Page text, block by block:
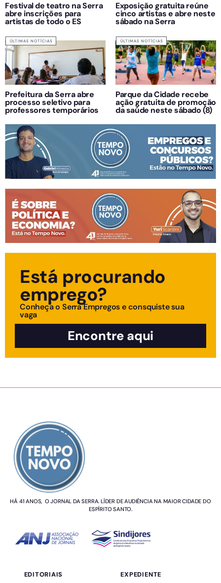
Festival de teatro na Serra
abre inscrições para
artistas de todo o ES
Exposição gratuita reúne
cinco artistas e abre neste
sábado na Serra
ÚLTIMAS NOTÍCIAS
Prefeitura da Serra abre
processo seletivo para
professores temporários
ÚLTIMAS NOTÍCIAS
Parque da Cidade recebe
ação gratuita de promoção
da saúde neste sábado (8)
Está procurando
emprego?
Conheça o Serra Empregos e consquiste sua
vaga
Encontre aqui
HÁ 41 ANOS, O JORNAL DA SERRA. LÍDER DE AUDIÊNCIA NA MAIOR CIDADE DO
ESPÍRITO SANTO.
EDITORIAIS EXPEDIENTE